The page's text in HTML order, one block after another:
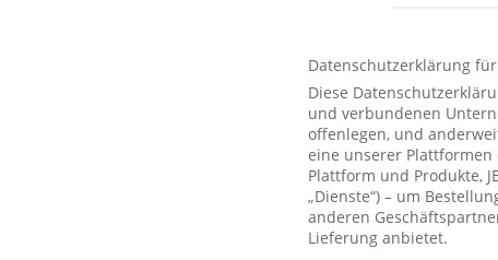
Datenschutzerklärung
Diese
und verbundenen
offenlegen, und
eine unserer
Plattform und Produkte,
„Dienste“) – um
anderen
Lieferung anbietet.